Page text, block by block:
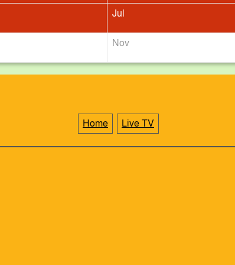
Jul
Nov
Home Live TV